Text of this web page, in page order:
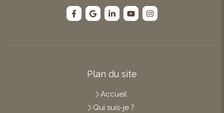
Plan du site
Accueil
Qui suis-je ?